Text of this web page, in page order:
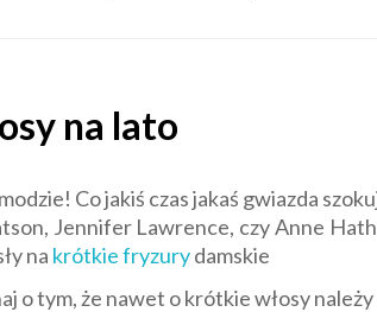
na lato
Co jakiś czas jakaś gwiazda
Jennifer Lawrence, czy Anne
na krótkie fryzurydamskie
o tym, że nawet o krótkie włosy